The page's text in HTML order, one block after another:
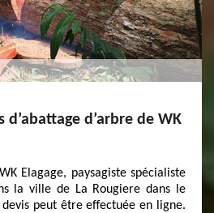
d’abattage d’arbre de WK
Elagage, paysagiste spécialiste
la ville de La Rougiere dans le
peut être effectuée en ligne.